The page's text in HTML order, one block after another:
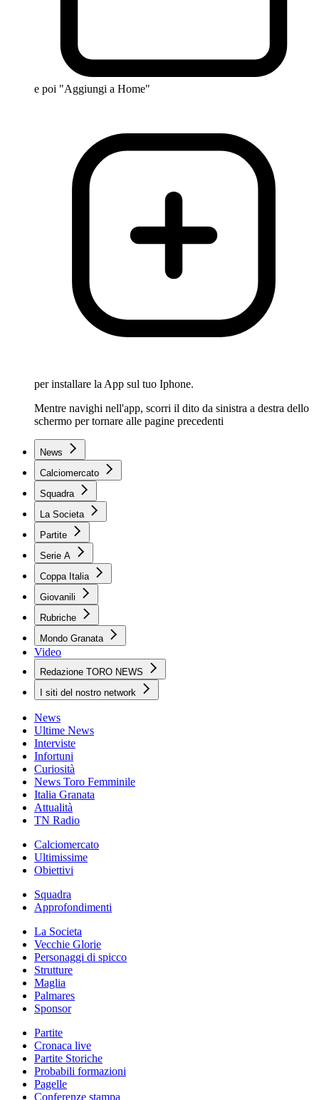
e poi "Aggiungi a Home"
per installare la App sul tuo Iphone.
Mentre navighi nell'app, scorri il dito da sinistra a destra dello
schermo per tornare alle pagine precedenti
News
Calciomercato
Squadra
La Societa
Partite
Serie A
Coppa Italia
Giovanili
Rubriche
Mondo Granata
Video
Redazione TORO NEWS
I siti del nostro network
News
Ultime News
Interviste
Infortuni
Curiosità
News Toro Femminile
Italia Granata
Attualità
TN Radio
Calciomercato
Ultimissime
Obiettivi
Squadra
Approfondimenti
La Societa
Vecchie Glorie
Personaggi di spicco
Strutture
Maglia
Palmares
Sponsor
Partite
Cronaca live
Partite Storiche
Probabili formazioni
Pagelle
Conferenze stampa